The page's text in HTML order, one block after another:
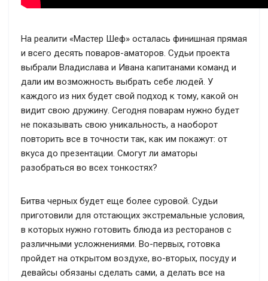
На реалити «Мастер Шеф» осталась финишная прямая
и всего десять поваров-аматоров. Судьи проекта
выбрали Владислава и Ивана капитанами команд и
дали им возможность выбрать себе людей. У
каждого из них будет свой подход к тому, какой он
видит свою дружину. Сегодня поварам нужно будет
не показывать свою уникальность, а наоборот
повторить все в точности так, как им покажут: от
вкуса до презентации. Смогут ли аматоры
разобраться во всех тонкостях?
Битва черных будет еще более суровой. Судьи
приготовили для отстающих экстремальные условия,
в которых нужно готовить блюда из ресторанов с
различными усложнениями. Во-первых, готовка
пройдет на открытом воздухе, во-вторых, посуду и
девайсы обязаны сделать сами, а делать все на